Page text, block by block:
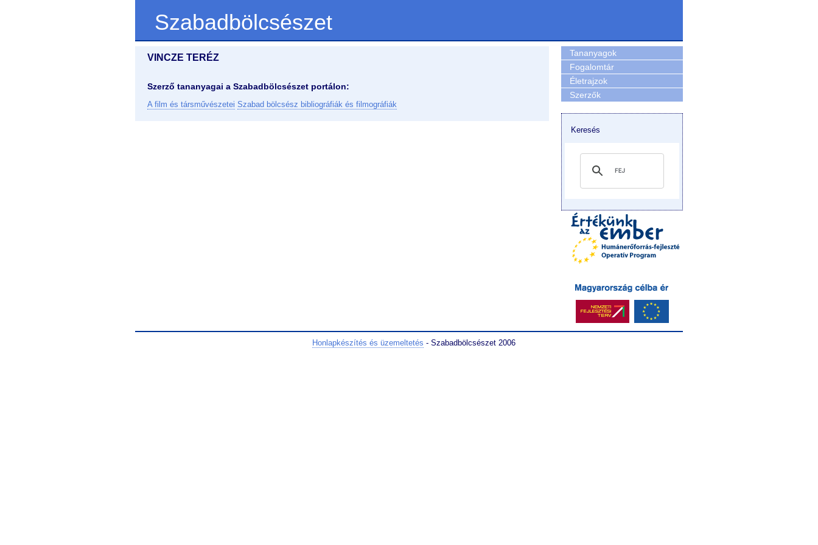
Szabadbölcsészet
VINCZE TERÉZ
Szerző tananyagai a Szabadbölcsészet portálon:
A film és társművészetei Szabad bölcsész bibliográfiák és filmográfiák
Tananyagok
Fogalomtár
Életrajzok
Szerzők
Keresés
Honlapkészítés és üzemeltetés - Szabadbölcsészet 2006